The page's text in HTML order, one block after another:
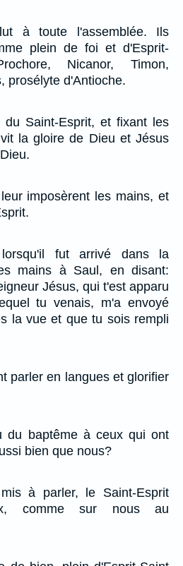
à toute l'assemblée. Ils
plein de foi et d'Esprit-
Nicanor, Timon,
prosélyte d'Antioche.
du Saint-Esprit, et fixant les
la gloire de Dieu et Jésus
imposèrent les mains, et
fut arrivé dans la
mains à Saul, en disant:
Jésus, qui t'est apparu
tu venais, m'a envoyé
la vue et que tu sois rempli
parler en langues et glorifier
du baptême à ceux qui ont
bien que nous?
à parler, le Saint-Esprit
comme sur nous au